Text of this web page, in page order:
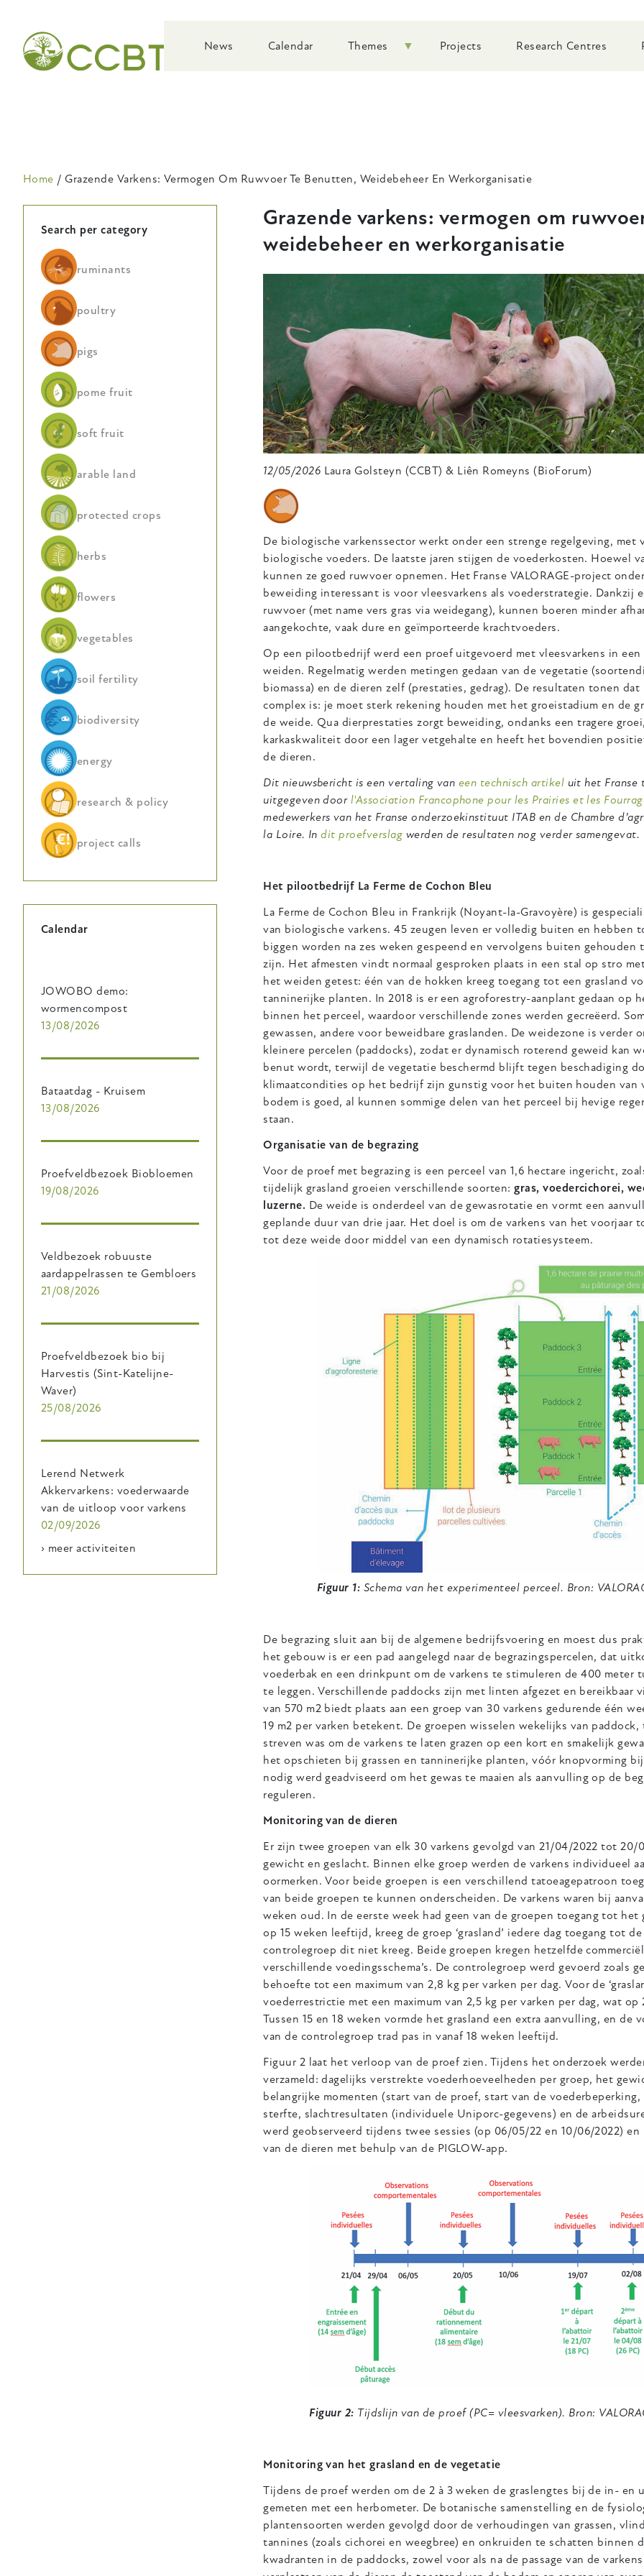
main
navigation
News Calendar Themes Projects Research Centres
Breadcrumb
Home Grazende Varkens: Vermogen Om Ruwvoer Te Benutten, Weidebeheer En Werkorganisatie
Grazende varkens: vermogen om
weidebeheer en werkorganisatie
12/05/2026 Laura Golsteyn (CCBT) & Liên Romeyns (BioForum)
De biologische varkenssector werkt onder een strenge regelgeving,
biologische voeders. De laatste jaren stijgen de voederkosten. Hoewel
kunnen ze goed ruwvoer opnemen. Het Franse VALORAGE-project
beweiding interessant is voor vleesvarkens als voederstrategie. Dankzij
ruwvoer (met name vers gras via weidegang), kunnen boeren minder
aangekochte, vaak dure en geïmporteerde krachtvoeders.
Op een pilootbedrijf werd een proef uitgevoerd met vleesvarkens in
weiden. Regelmatig werden metingen gedaan van de vegetatie
biomassa) en de dieren zelf (prestaties, gedrag). De resultaten tonen
complex is: je moet sterk rekening houden met het groeistadium en de
de weide. Qua dierprestaties zorgt beweiding, ondanks een tragere
karkaskwaliteit door een lager vetgehalte en heeft het bovendien
de dieren.
Dit nieuwsbericht is een vertaling van een technisch artikel uit het Franse
uitgegeven door l'Association Francophone pour les Prairies et les
medewerkers van het Franse onderzoekinstituut ITAB en de Chambre
la Loire. Indit proefverslag werden de resultaten nog verder samengevat.
Het pilootbedrijf La Ferme de Cochon Bleu
La Ferme de Cochon Bleu in Frankrijk (Noyant-la-Gravoyère) is
van biologische varkens. 45 zeugen leven er volledig buiten en hebben
biggen worden na zes weken gespeend en vervolgens buiten gehouden
zijn. Het afmesten vindt normaal gesproken plaats in een stal op stro
het weiden getest: één van de hokken kreeg toegang tot een grasland
tanninerijke planten. In 2018 is er een agroforestry-aanplant gedaan op
binnen het perceel, waardoor verschillende zones werden gecreëerd.
gewassen, andere voor beweidbare graslanden. De weidezone is verder
kleinere percelen (paddocks), zodat er dynamisch roterend geweid kan
benut wordt, terwijl de vegetatie beschermd blijft tegen beschadiging
klimaatcondities op het bedrijf zijn gunstig voor het buiten houden van
bodem is goed, al kunnen sommige delen van het perceel bij hevige
staan.
Organisatie van de begrazing
Voor de proef met begrazing is een perceel van 1,6 hectare ingericht,
tijdelijk grasland groeien verschillende soorten:gras, voedercichorei,
luzerne. De weide is onderdeel van de gewasrotatie en vormt een
geplande duur van drie jaar. Het doel is om de varkens van het voorjaar
tot deze weide door middel van een dynamisch rotatiesysteem.
Figuur 1: Schema van het experimenteel perceel. Bron:
De begrazing sluit aan bij de algemene bedrijfsvoering en moest dus
het gebouw is er een pad aangelegd naar de begrazingspercelen, dat
voederbak en een drinkpunt om de varkens te stimuleren de 400 meter
te leggen. Verschillende paddocks zijn met linten afgezet en bereikbaar
van 570 m2 biedt plaats aan een groep van 30 varkens gedurende één
19 m2 per varken betekent. De groepen wisselen wekelijks van
streven was om de varkens te laten grazen op een kort en smakelijk
het opschieten bij grassen en tanninerijke planten, vóór knopvorming
nodig werd geadviseerd om het gewas te maaien als aanvulling op de
reguleren.
Monitoring van de dieren
Er zijn twee groepen van elk 30 varkens gevolgd van 21/04/2022 tot 20/
gewicht en geslacht. Binnen elke groep werden de varkens individueel
oormerken. Voor beide groepen is een verschillend tatoeagepatroon
van beide groepen te kunnen onderscheiden. De varkens waren bij
weken oud. In de eerste week had geen van de groepen toegang tot het
op 15 weken leeftijd, kreeg de groep ‘grasland’ iedere dag toegang tot
controlegroep dit niet kreeg. Beide groepen kregen hetzelfde
verschillende voedingsschema’s. De controlegroep werd gevoerd zoals
behoefte tot een maximum van 2,8 kg per varken per dag. Voor de
voederrestrictie met een maximum van 2,5 kg per varken per dag, wat
Tussen 15 en 18 weken vormde het grasland een extra aanvulling, en de
van de controlegroep trad pas in vanaf 18 weken leeftijd.
Figuur 2 laat het verloop van de proef zien. Tijdens het onderzoek
verzameld: dagelijks verstrekte voederhoeveelheden per groep, het
belangrijke momenten (start van de proef, start van de
sterfte, slachtresultaten (individuele Uniporc-gegevens) en de
werd geobserveerd tijdens twee sessies (op 06/05/22 en 10/06/2022)
van de dieren met behulp van de PIGLOW-app.
Figuur 2: Tijdslijn van de proef (PC= vleesvarken). Bron:
Monitoring van het grasland en de vegetatie
Tijdens de proef werden om de 2 à 3 weken de graslengtes bij de in- en
gemeten met een herbometer. De botanische samenstelling en de
plantensoorten werden gevolgd door de verhoudingen van grassen,
tannines (zoals cichorei en weegbree) en onkruiden te schatten binnen
kwadranten in de paddocks, zowel voor als na de passage van de
Search per category
ruminants
poultry
pigs
pome fruit
soft fruit
arable land
protected crops
herbs
flowers
vegetables
soil fertility
biodiversity
energy
research & policy
project calls
Calendar
JOWOBO demo:
wormencompost
13/08/2026
Bataatdag - Kruisem
13/08/2026
Proefveldbezoek Biobloemen
19/08/2026
Veldbezoek robuuste
aardappelrassen te Gembloers
21/08/2026
Proefveldbezoek bio bij
Harvestis (Sint-Katelijne-
Waver)
25/08/2026
Lerend Netwerk
Akkervarkens: voederwaarde
van de uitloop voor varkens
02/09/2026
› meer activiteiten